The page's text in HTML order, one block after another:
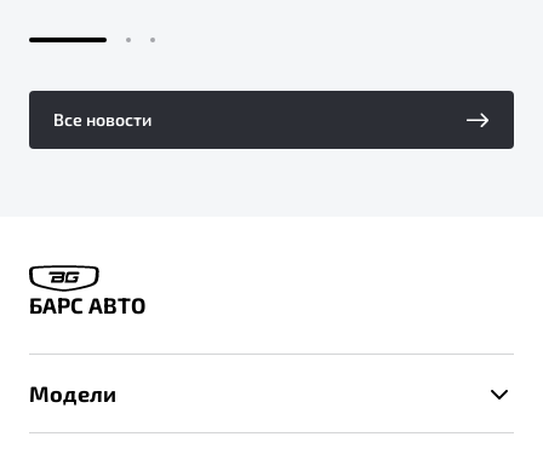
Все новости
БАРС АВТО
Модели